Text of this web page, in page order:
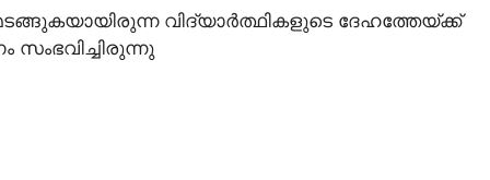
വിദ്യാര്‍ത്ഥികളുടെ ദേഹത്തേയ്ക്ക്
സംഭവിച്ചിരുന്നു